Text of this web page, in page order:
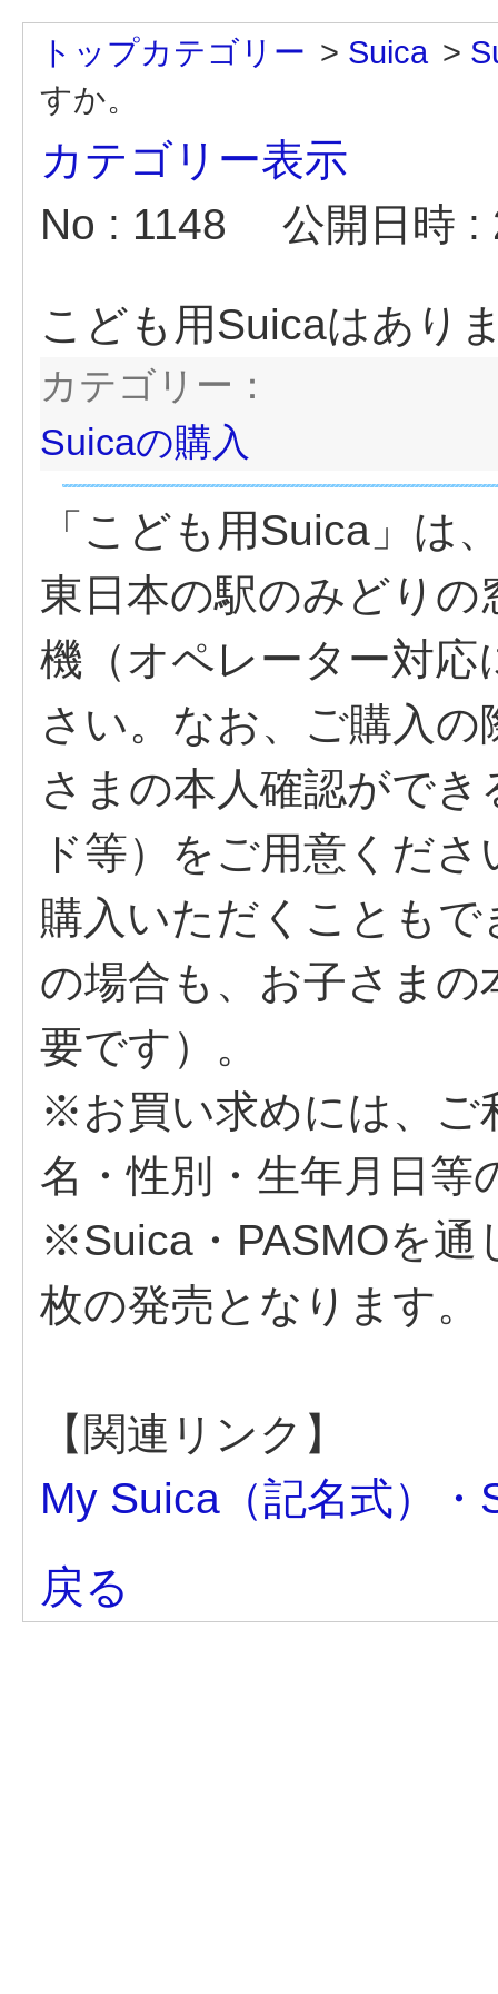
トップカテゴリー > Suica >
すか。
カテゴリー表示
No : 1148
公開日時 :
こども用Suicaはあり
カテゴリー：
Suicaの購入
「こども用Suica」は
東日本の駅のみどり
機（オペレーター対
さい。なお、ご購入
さまの本人確認がで
ド等）をご用意くだ
購入いただくことも
の場合も、お子さま
要です）。
※お買い求めには、ご
名・性別・生年月日等
※Suica・PASMOを通
枚の発売となります。
【関連リンク】
My Suica（記名式）
戻る